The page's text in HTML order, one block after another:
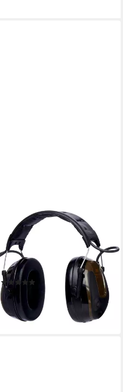
3M PELTOR
Gehörschutzstöpsel ProTac
Hunter MT13H222A Impuls-
Kapselgehörschutz 26 dB EN
3
(1)
127,99 € UVP 141,45 €
-10%
lieferbar - in 2-3 Werktagen bei dir